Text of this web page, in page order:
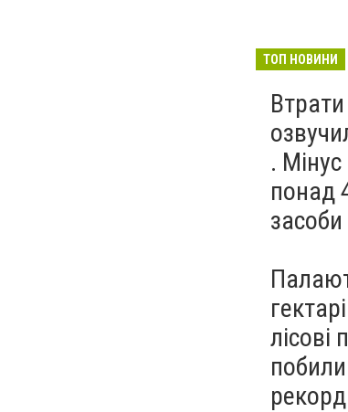
ТОП НОВИНИ
Втрати
.
понад
лісові
побили